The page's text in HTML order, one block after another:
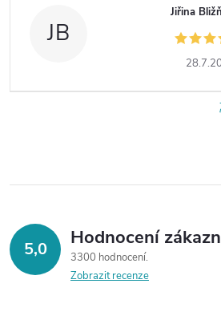
JB
Jiřina
5,0 Hodnocení
3300 hodnocení
Zobrazit recenze